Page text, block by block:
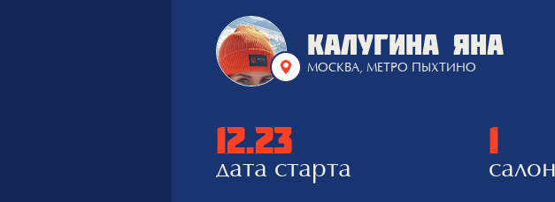
КАЛУГИНА ЯНА
МОСКВА, МЕТРО ПЫХТИНО
12.23
дата старта
1